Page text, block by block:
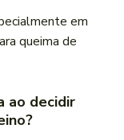
em
queima de
ao decidir